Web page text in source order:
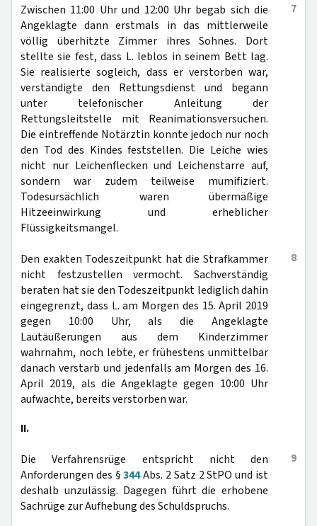
7
Zwischen 11:00 Uhr und 12:00 Uhr begab sich die
Angeklagte dann erstmals in das mittlerweile
völlig überhitzte Zimmer ihres Sohnes. Dort
stellte sie fest, dass L. leblos in seinem Bett lag.
Sie realisierte sogleich, dass er verstorben war,
verständigte den Rettungsdienst und begann
unter telefonischer Anleitung der
Rettungsleitstelle mit Reanimationsversuchen.
Die eintreffende Notärztin konnte jedoch nur noch
den Tod des Kindes feststellen. Die Leiche wies
nicht nur Leichenflecken und Leichenstarre auf,
sondern war zudem teilweise mumifiziert.
Todesursächlich waren übermäßige
Hitzeeinwirkung und erheblicher
Flüssigkeitsmangel.
8
Den exakten Todeszeitpunkt hat die Strafkammer
nicht festzustellen vermocht. Sachverständig
beraten hat sie den Todeszeitpunkt lediglich dahin
eingegrenzt, dass L. am Morgen des 15. April 2019
gegen 10:00 Uhr, als die Angeklagte
Lautäußerungen aus dem Kinderzimmer
wahrnahm, noch lebte, er frühestens unmittelbar
danach verstarb und jedenfalls am Morgen des 16.
April 2019, als die Angeklagte gegen 10:00 Uhr
aufwachte, bereits verstorben war.
II.
9
Die Verfahrensrüge entspricht nicht den
Anforderungen des §344Abs. 2 Satz 2 StPO und ist
deshalb unzulässig. Dagegen führt die erhobene
Sachrüge zur Aufhebung des Schuldspruchs.